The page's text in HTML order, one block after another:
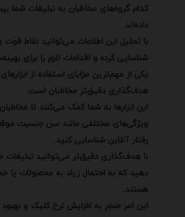
کدام گروه‌های مخاطبان به تبلیغات شما
داده‌اند.
با تحلیل این اطلاعات می‌توانید نقاط
شناسایی کرده و اقدامات لازم را برای
هدف‌گذاری دقیق‌تر مخاطبان است.
این ابزارها به شما کمک می‌کنند تا
ویژگی‌های مختلفی مانند سن جنسیت
رفتار آنلاین شناسایی کنید.
با هدف‌گذاری دقیق‌تر می‌توانید تبلیغات
دهید که به احتمال زیاد به محصولات یا
هستند.
این امر منجر به افزایش نرخ کلیک و